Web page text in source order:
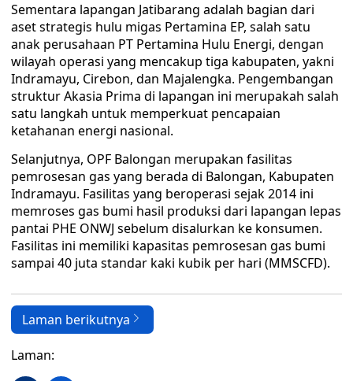
Sementara lapangan Jatibarang adalah bagian dari
aset strategis hulu migas Pertamina EP, salah satu
anak perusahaan PT Pertamina Hulu Energi, dengan
wilayah operasi yang mencakup tiga kabupaten, yakni
Indramayu, Cirebon, dan Majalengka. Pengembangan
struktur Akasia Prima di lapangan ini merupakah salah
satu langkah untuk memperkuat pencapaian
ketahanan energi nasional.
Selanjutnya, OPF Balongan merupakan fasilitas
pemrosesan gas yang berada di Balongan, Kabupaten
Indramayu. Fasilitas yang beroperasi sejak 2014 ini
memroses gas bumi hasil produksi dari lapangan lepas
pantai PHE ONWJ sebelum disalurkan ke konsumen.
Fasilitas ini memiliki kapasitas pemrosesan gas bumi
sampai 40 juta standar kaki kubik per hari (MMSCFD).
Laman berikutnya
Laman: